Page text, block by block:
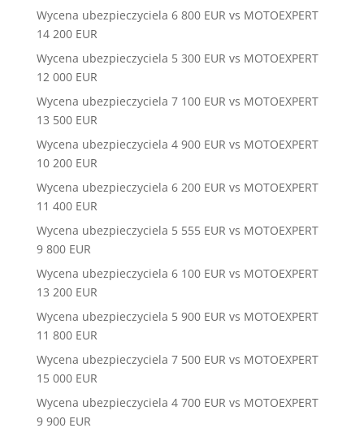
Wycena ubezpieczyciela 6 800 EUR vs MOTOEXPERT
14 200 EUR
Wycena ubezpieczyciela 5 300 EUR vs MOTOEXPERT
12 000 EUR
Wycena ubezpieczyciela 7 100 EUR vs MOTOEXPERT
13 500 EUR
Wycena ubezpieczyciela 4 900 EUR vs MOTOEXPERT
10 200 EUR
Wycena ubezpieczyciela 6 200 EUR vs MOTOEXPERT
11 400 EUR
Wycena ubezpieczyciela 5 555 EUR vs MOTOEXPERT
9 800 EUR
Wycena ubezpieczyciela 6 100 EUR vs MOTOEXPERT
13 200 EUR
Wycena ubezpieczyciela 5 900 EUR vs MOTOEXPERT
11 800 EUR
Wycena ubezpieczyciela 7 500 EUR vs MOTOEXPERT
15 000 EUR
Wycena ubezpieczyciela 4 700 EUR vs MOTOEXPERT
9 900 EUR